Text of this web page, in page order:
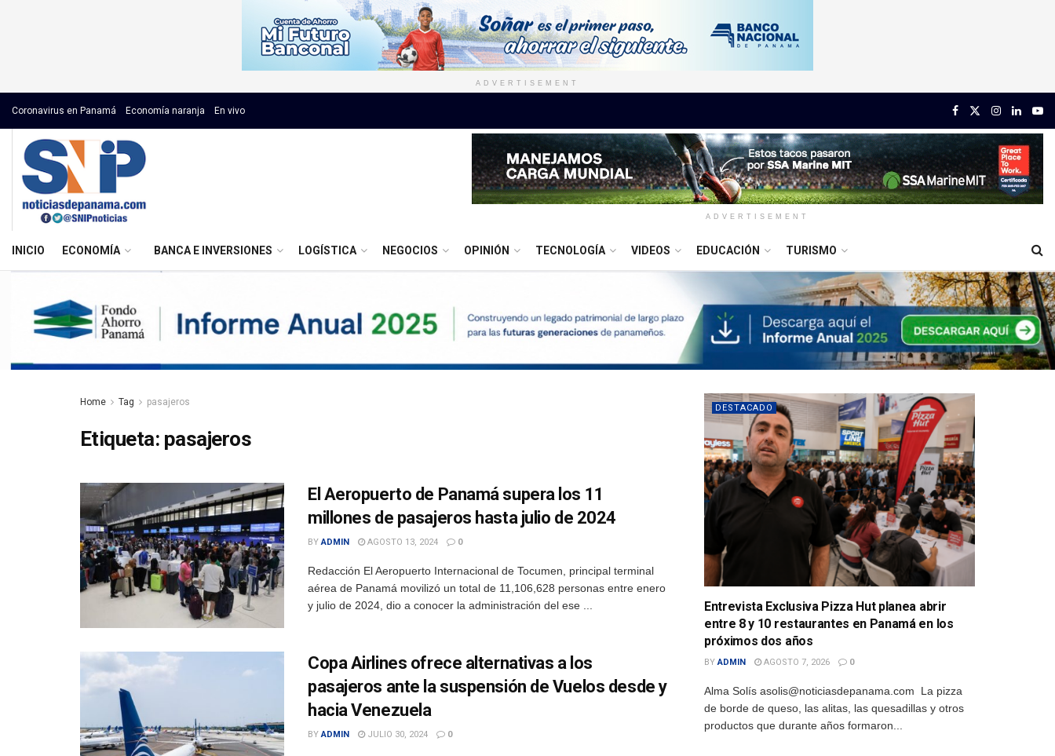
ADVERTISEMENT
Coronavirus en Panamá Economía naranja En vivo
ADVERTISEMENT
INICIO ECONOMÍA BANCA E INVERSIONES LOGÍSTICA NEGOCIOS OPINIÓN TECNOLOGÍA VIDEOS EDUCACIÓN TURISMO
Home Tag pasajeros
Etiqueta: pasajeros
El Aeropuerto de Panamá supera los 11
millones de pasajeros hasta julio de 2024
BY ADMIN AGOSTO 13, 2024 0
Redacción El Aeropuerto Internacional de Tocumen, principal terminal
aérea de Panamá movilizó un total de 11,106,628 personas entre enero
y julio de 2024, dio a conocer la administración del ese ...
Copa Airlines ofrece alternativas a los
pasajeros ante la suspensión de Vuelos desde y
hacia Venezuela
BY ADMIN JULIO 30, 2024 0
DESTACADO
Entrevista Exclusiva Pizza Hut planea abrir
entre 8 y 10 restaurantes en Panamá en los
próximos dos años
BY ADMIN AGOSTO 7, 2026 0
Alma Solís asolis@noticiasdepanama.com La pizza
de borde de queso, las alitas, las quesadillas y otros
productos que durante años formaron...